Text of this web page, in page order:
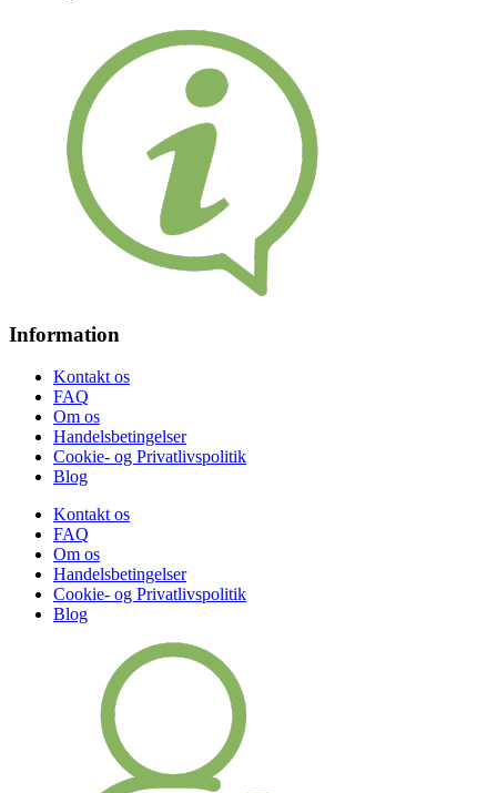
Information
Kontakt os
FAQ
Om os
Handelsbetingelser
Cookie- og Privatlivspolitik
Blog
Kontakt os
FAQ
Om os
Handelsbetingelser
Cookie- og Privatlivspolitik
Blog